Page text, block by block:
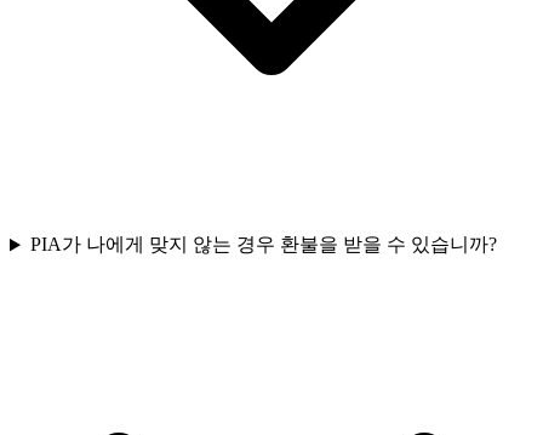
PIA가 나에게 맞지 않는 경우 환불을 받을 수 있습니까?